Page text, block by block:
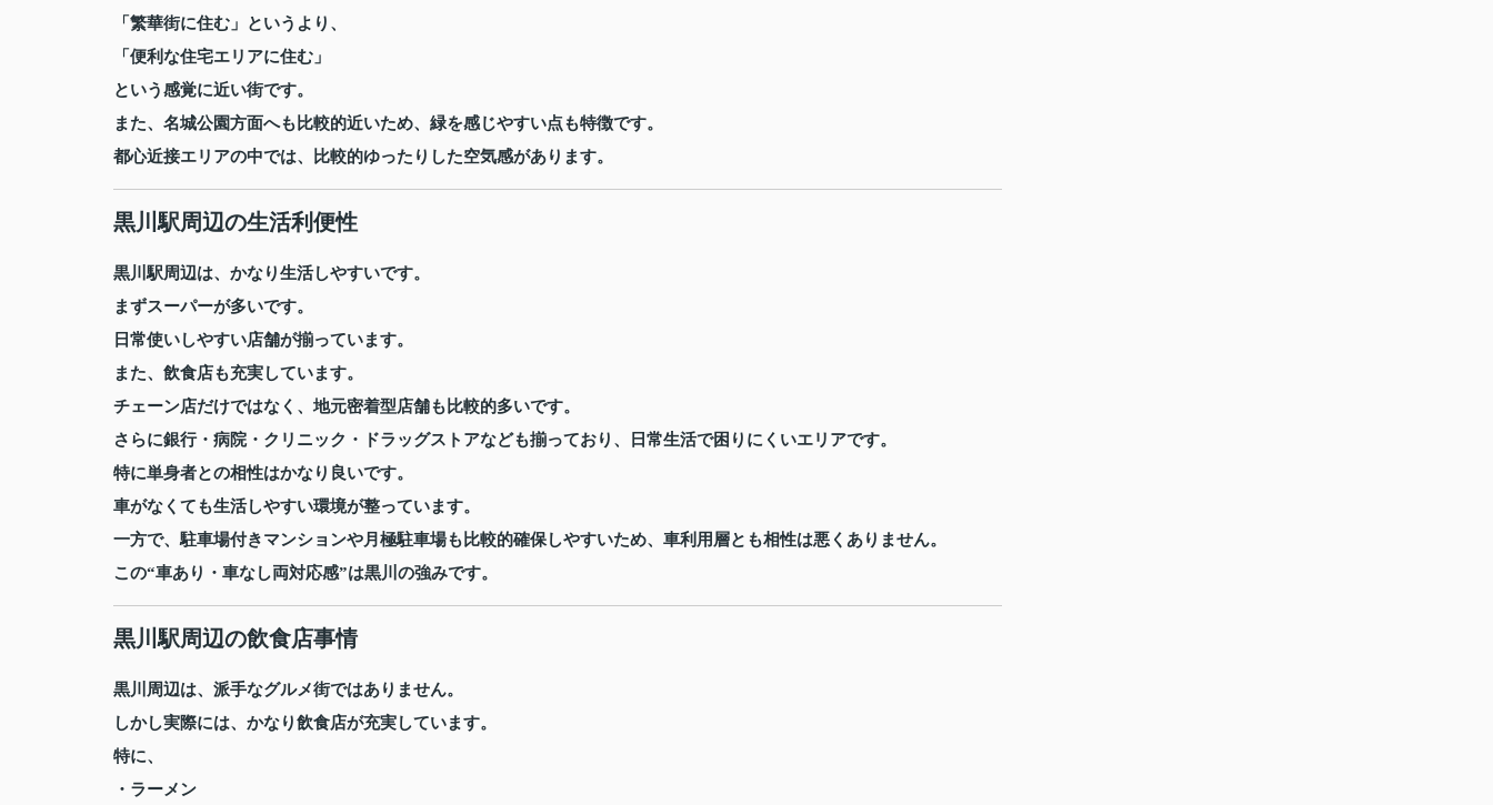
「繁華街に住む」というより、
「便利な住宅エリアに住む」
という感覚に近い街です。
また、名城公園方面へも比較的近いため、緑を感じやすい点も特徴です。
都心近接エリアの中では、比較的ゆったりした空気感があります。
黒川駅周辺の生活利便性
黒川駅周辺は、かなり生活しやすいです。
まずスーパーが多いです。
日常使いしやすい店舗が揃っています。
また、飲食店も充実しています。
チェーン店だけではなく、地元密着型店舗も比較的多いです。
さらに銀行・病院・クリニック・ドラッグストアなども揃っており、日常生活で困りにくいエリアです。
特に単身者との相性はかなり良いです。
車がなくても生活しやすい環境が整っています。
一方で、駐車場付きマンションや月極駐車場も比較的確保しやすいため、車利用層とも相性は悪くありません。
この“車あり・車なし両対応感”は黒川の強みです。
黒川駅周辺の飲食店事情
黒川周辺は、派手なグルメ街ではありません。
しかし実際には、かなり飲食店が充実しています。
特に、
・ラーメン